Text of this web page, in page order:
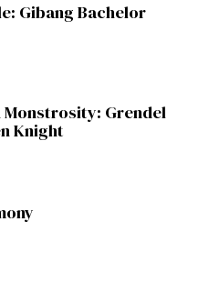
Gibang Bachelor
Grendel
Knight